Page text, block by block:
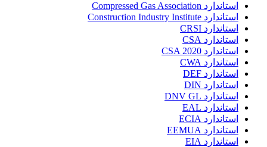
استاندارد Compressed Gas Association
استاندارد Construction Industry Institute
استاندارد CRSI
استاندارد CSA
استاندارد CSA 2020
استاندارد CWA
استاندارد DEF
استاندارد DIN
استاندارد DNV GL
استاندارد EAL
استاندارد ECIA
استاندارد EEMUA
استاندارد EIA